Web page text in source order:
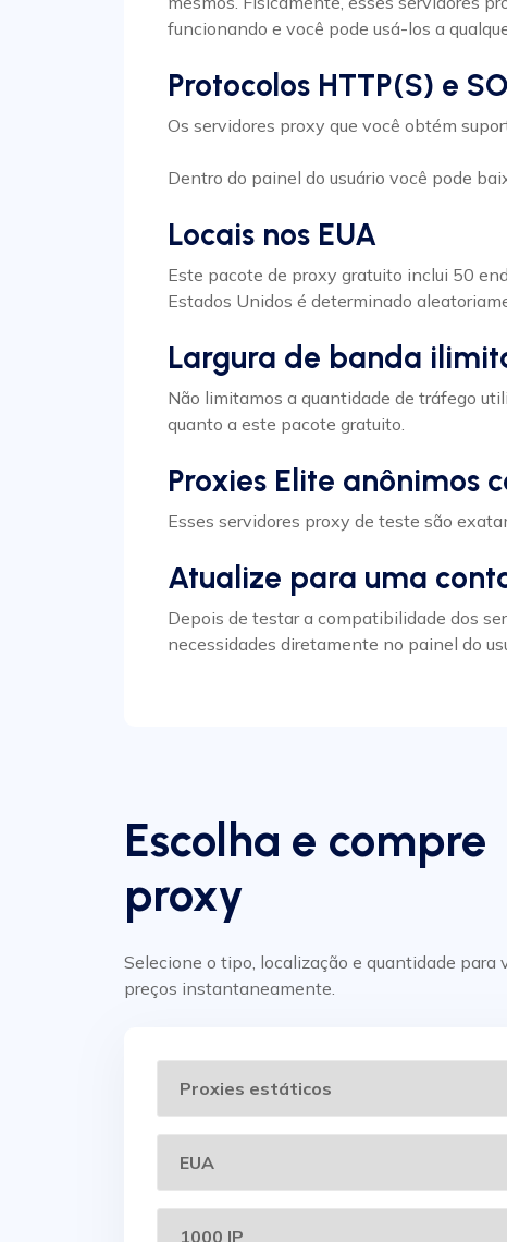
funcionando e você pode usá-los a
Protocolos HTTP(S) e
Os servidores proxy que você obtém
Dentro do painel do usuário você pode
Locais nos EUA
Este pacote de proxy gratuito inclui 50
Estados Unidos é determinado
Largura de banda
Não limitamos a quantidade de tráfego
quanto a este pacote gratuito.
Proxies Elite anônimos
Esses servidores proxy de teste são
Atualize para uma
Depois de testar a compatibilidade dos
necessidades diretamente no painel do
Escolha e compre
proxy
Selecione o tipo, localização e quantidade para
preços instantaneamente.